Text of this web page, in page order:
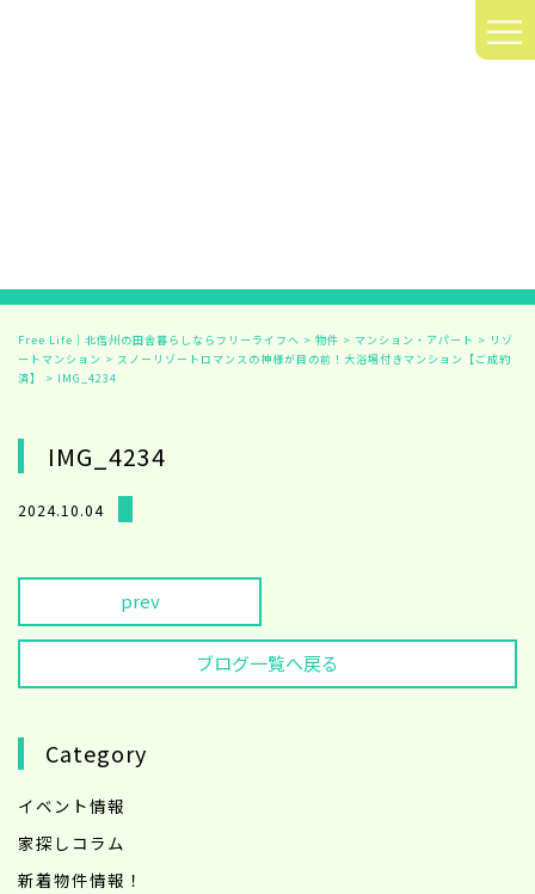
≡
Free Life｜北信州の田舎暮らしならフリーライフへ > 物件 > マンション・アパート > リゾ
ートマンション > スノーリゾートロマンスの神様が目の前！大浴場付きマンション【ご成約
済】
> IMG_4234
IMG_4234
2024.10.04
prev
ブログ一覧へ戻る
Category
イベント情報
家探しコラム
新着物件情報！